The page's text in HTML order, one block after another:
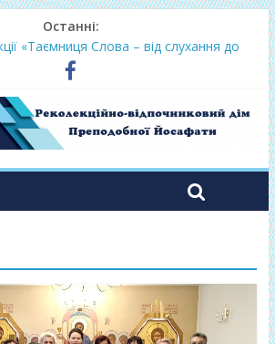
Останні:
«Таємниця Слова – від слухання до
2026
– осінь 2026